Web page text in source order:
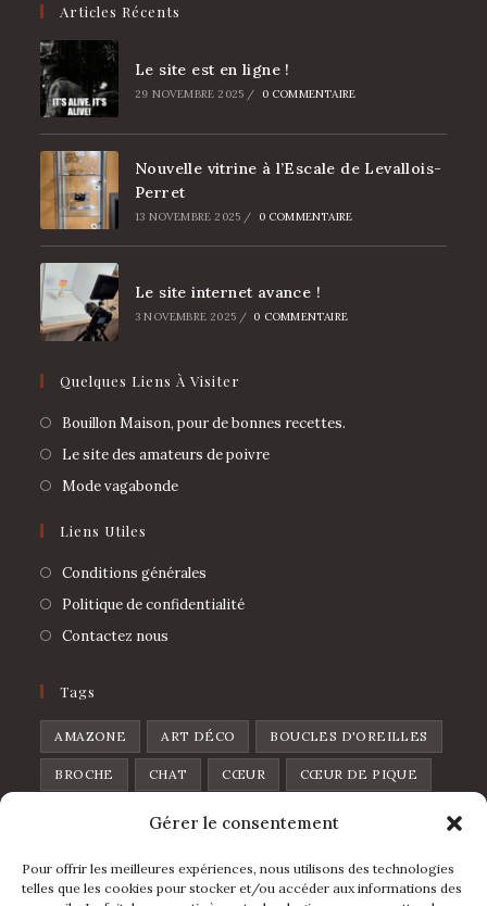
Gérer le consentement
Pour offrir les meilleures expériences, nous utilisons des technologies
telles que les cookies pour stocker et/ou accéder aux informations des
Articles Récents
Le site est en ligne !
29 NOVEMBRE 2025 / 0 COMMENTAIRE
Nouvelle vitrine à l’Escale de Levallois-
Perret
13 NOVEMBRE 2025 / 0 COMMENTAIRE
Le site internet avance !
3 NOVEMBRE 2025 / 0 COMMENTAIRE
Quelques Liens À Visiter
Bouillon Maison, pour de bonnes recettes.
Le site des amateurs de poivre
Mode vagabonde
Liens Utiles
Conditions générales
Politique de confidentialité
Contactez nous
Tags
AMAZONE ART DÉCO BOUCLES D'OREILLES
BROCHE CHAT CŒUR CŒUR DE PIQUE
L'IBIZA LA FOLIA LUNE LÈVRES